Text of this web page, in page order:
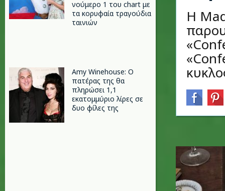
νούμερο 1 του chart με
τα κορυφαία τραγούδια
ταινιών
Amy Winehouse: Ο
πατέρας της θα
πληρώσει 1,1
εκατομμύριο λίρες σε
δυο φίλες της
Η